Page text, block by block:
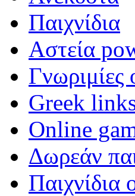
Παιχνίδια
Αστεία
Greek
Online
Δωρεάν
Παιχνίδια